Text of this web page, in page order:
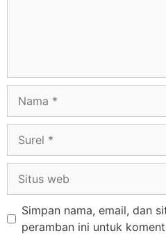
Simpan nama, email, dan
peramban ini untuk